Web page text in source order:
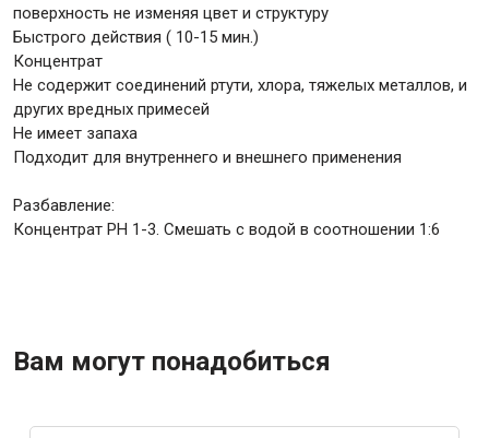
поверхность не изменяя цвет и структуру
Быстрого действия ( 10-15 мин.)
Концентрат
Не содержит соединений ртути, хлора, тяжелых металлов, и
других вредных примесей
Не имеет запаха
Подходит для внутреннего и внешнего применения
Разбавление:
Концентрат PH 1-3. Смешать с водой в соотношении 1:6
Вам могут понадобиться
Канаты, шнуры
Всё для дома и сада
Товары для бани и сауны
Оборудование для клининга и уборки